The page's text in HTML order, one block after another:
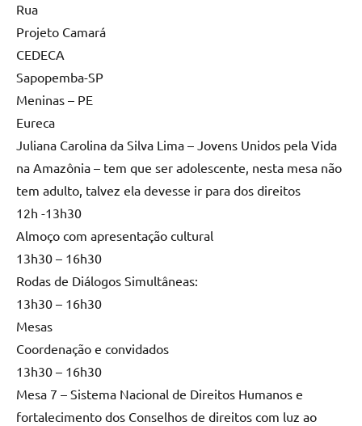
Rua
Projeto Camará
CEDECA
Sapopemba-SP
Meninas – PE
Eureca
Juliana Carolina da Silva Lima – Jovens Unidos pela Vida
na Amazônia – tem que ser adolescente, nesta mesa não
tem adulto, talvez ela devesse ir para dos direitos
12h -13h30
Almoço com apresentação cultural
13h30 – 16h30
Rodas de Diálogos Simultâneas:
13h30 – 16h30
Mesas
Coordenação e convidados
13h30 – 16h30
Mesa 7 – Sistema Nacional de Direitos Humanos e
fortalecimento dos Conselhos de direitos com luz ao